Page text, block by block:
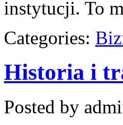
instytucji. To
Categories:
Historia i
Posted by